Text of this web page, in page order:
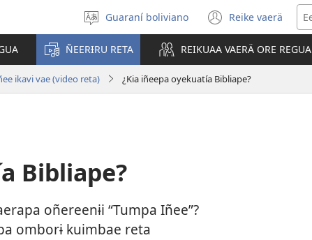
Eiparavo
ñee
Guaraní boliviano Reike vaerä
(abre
una
nueva
ventana)
ÑEERƗRU RETA REIKUAA VAERÄ ORE REGUA
ikavi vae (video reta) ¿Kia iñeepa oyekuatía Bibliape?
Bibliape?
oñereenɨi “Tumpa Iñee”?
omborɨ kuimbae reta